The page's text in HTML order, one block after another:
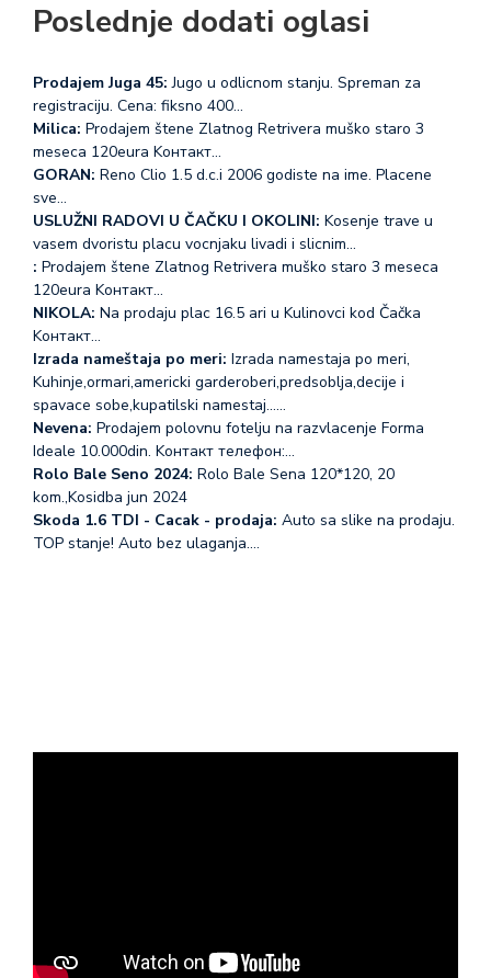
Poslednje dodati oglasi
Prodajem Juga 45: Jugo u odlicnom stanju. Spreman za
registraciju. Cena: fiksno 400…
Milica: Prodajem štene Zlatnog Retrivera muško staro 3
meseca 120eura Koнтакт…
GORAN: Reno Clio 1.5 d.c.i 2006 godiste na ime. Placene
sve…
USLUŽNI RADOVI U ČAČKU I OKOLINI: Kosenje trave u
vasem dvoristu placu vocnjaku livadi i slicnim…
: Prodajem štene Zlatnog Retrivera muško staro 3 meseca
120eura Koнтакт…
NIKOLA: Na prodaju plac 16.5 ari u Kulinovci kod Čačka
Koнтакт…
Izrada nameštaja po meri: Izrada namestaja po meri,
Kuhinje,ormari,americki garderoberi,predsoblja,decije i
spavace sobe,kupatilski namestaj...…
Nevena: Prodajem polovnu fotelju na razvlacenje Forma
Ideale 10.000din. Koнтакт телефон:…
Rolo Bale Seno 2024: Rolo Bale Sena 120*120, 20
kom.,Kosidba jun 2024
Skoda 1.6 TDI - Cacak - prodaja: Auto sa slike na prodaju.
TOP stanje! Auto bez ulaganja.…